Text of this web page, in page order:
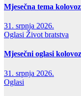
Mjesečna tema
31. srpnja 2026.
Oglasi Život bratstva
Mjesečni oglasi
31. srpnja 2026.
Oglasi